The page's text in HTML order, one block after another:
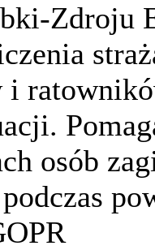
Zdroju
i
osób